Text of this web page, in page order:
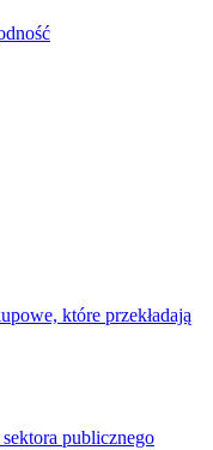
które przekładają
publicznego